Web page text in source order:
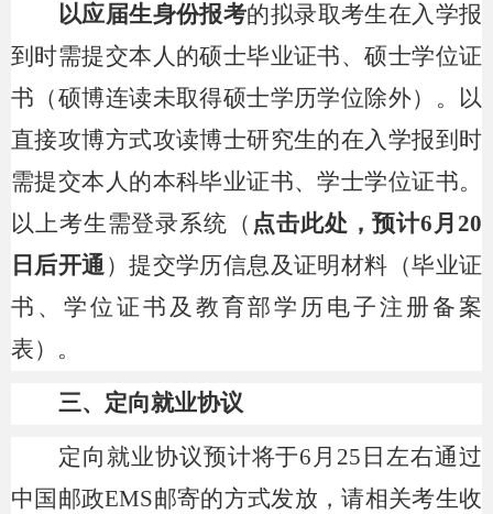
以应届生身份报考的拟录取考生在入学报
到时需提交本人的硕士毕业证书、硕士学位证
书（硕博连读未取得硕士学历学位除外）。以
直接攻博方式攻读博士研究生的在入学报到时
需提交本人的本科毕业证书、学士学位证书。
以上考生需登录系统（ 点击此处 ，预计6月20
日后开通）提交学历信息及证明材料（毕业证
书、学位证书及教育部学历电子注册备案
表）。
三、定向就业协议
定向就业协议预计将于6月25日左右通过
中国邮政EMS邮寄的方式发放，请相关考生收